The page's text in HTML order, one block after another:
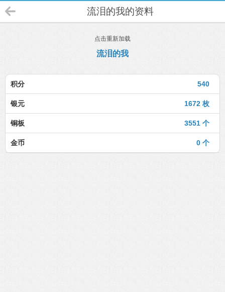
流泪的我的资料
点击重新加载
流泪的我
540
积分
1672 枚
银元
3551 个
铜板
0 个
金币